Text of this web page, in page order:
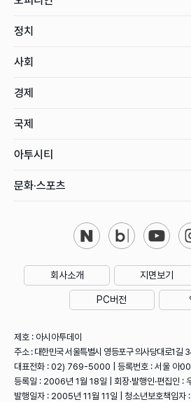
정치
사회
경제
국제
아투시티
문화·스포츠
회사소개 지면보기
PC버전
제호 : 아시아투데이
주소 : 대한민국 서울특별시 영등포구 의사당대로1길
대표전화 : 02) 769-5000 | 등록번호 : 서울 아
등록일 : 2006년 1월 18일 | 회장·발행인·편집인 :
발행일자 : 2005년 11월 11일 | 청소년보호책임자 :